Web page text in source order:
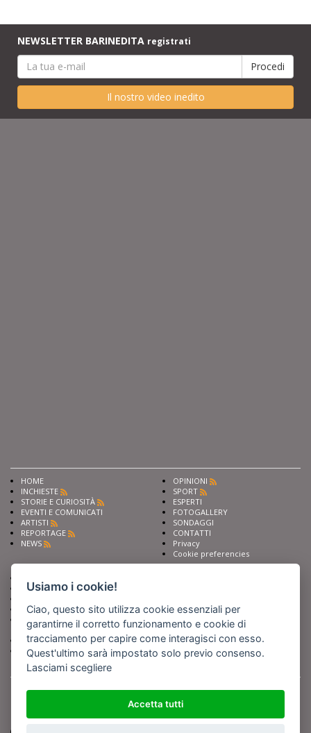
NEWSLETTER BARINEDITA registrati
Il nostro video inedito
HOME
INCHIESTE
STORIE E CURIOSITÀ
EVENTI E COMUNICATI
ARTISTI
REPORTAGE
NEWS
OPINIONI
SPORT
ESPERTI
FOTOGALLERY
SONDAGGI
CONTATTI
Privacy
Cookie preferencies
Scrivi alla redazione
Sostieni Barinedita
Iscriviti al nostro corso di
giornalismo
Compra i nostri libri
Entra in Barinedita Map
Powered byNetboom
BARIREPORT s.a.s., Partita IVA 07355350724
Copyright BARIREPORT s.a.s. All rights reserved - Tutte le fotografie recanti il
logo di Barinedita sono state commissionate da BARIREPORT s.a.s. che ne
detiene i Diritti d'Autore e sono state prodotte nell'anno 2012 e seguenti
Usiamo i cookie!
Ciao, questo sito utilizza cookie essenziali per
garantirne il corretto funzionamento e cookie di
tracciamento per capire come interagisci con esso.
Quest'ultimo sarà impostato solo previo consenso.
Lasciami scegliere
Accetta tutti